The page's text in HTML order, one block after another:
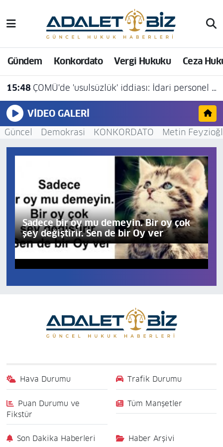
Gündem Konkordato Vergi Hukuku Ceza
15:48 ÇOMÜ'de 'usulsüzlük' iddiası: İdari personel açığa alındı
VIDEO GALERI
Güncel Demokrasi KONKORDATO Metin
Sadece bir oy mu demeyin. Bir oy çok
şey değiştirir. Sen de bir Oy ver
Hava Durumu Trafik Durumu
Puan Durumu ve
Fikstür
Tüm Manşetler
Son Dakika Haberleri Haber Arşivi
Hava Durumu
Trafik Durumu
Süper Lig Puan Durumu ve Fikstür
Tüm Manşetler